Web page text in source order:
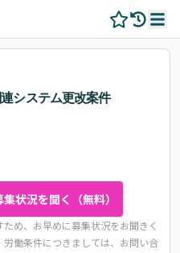
システム更改案件
集状況を聞く（無料）
め、お早めに募集状況をお聞きく
働条件につきましては、お問い合